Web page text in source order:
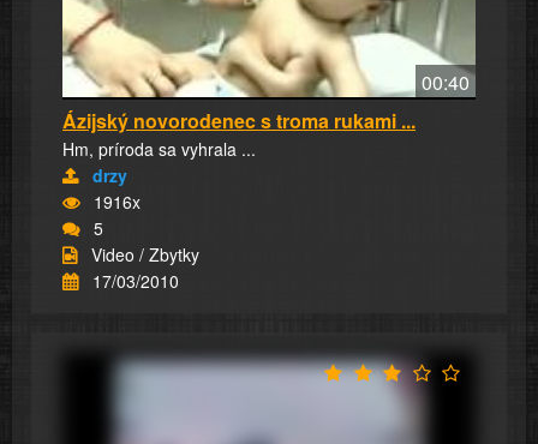
00:40
Ázijský novorodenec s troma rukami ...
Hm, príroda sa vyhrala ...
drzy
1916x
5
Video / Zbytky
17/03/2010